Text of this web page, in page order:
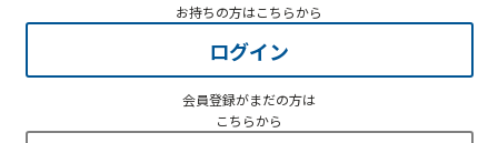
お持ちの方はこちらから
ログイン
会員登録がまだの方は
こちらから